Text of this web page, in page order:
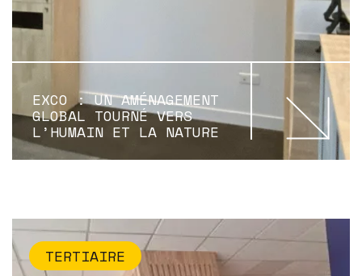
EXCO : UN AMÉNAGEMENT
GLOBAL TOURNÉ VERS
L’HUMAIN ET LA NATURE
TERTIAIRE